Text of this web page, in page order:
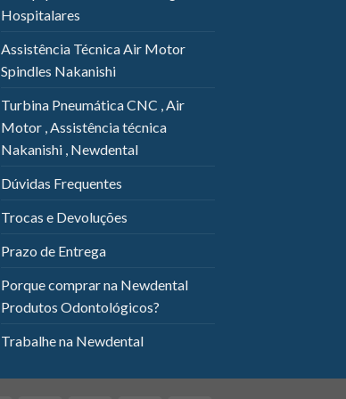
Hospitalares
Assistência Técnica Air Motor
Spindles Nakanishi
Turbina Pneumática CNC , Air
Motor , Assistência técnica
Nakanishi , Newdental
Dúvidas Frequentes
Trocas e Devoluções
Prazo de Entrega
Porque comprar na Newdental
Produtos Odontológicos?
Trabalhe na Newdental